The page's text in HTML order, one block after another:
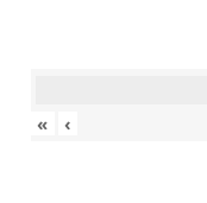
« ‹